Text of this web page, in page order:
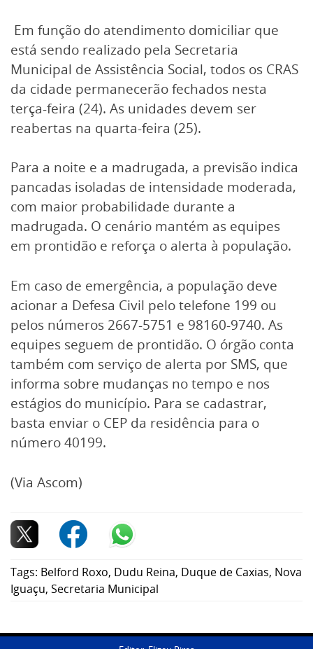
Em função do atendimento domiciliar que
está sendo realizado pela Secretaria
Municipal de Assistência Social, todos os CRAS
da cidade permanecerão fechados nesta
terça-feira (24). As unidades devem ser
reabertas na quarta-feira (25).
Para a noite e a madrugada, a previsão indica
pancadas isoladas de intensidade moderada,
com maior probabilidade durante a
madrugada. O cenário mantém as equipes
em prontidão e reforça o alerta à população.
Em caso de emergência, a população deve
acionar a Defesa Civil pelo telefone 199 ou
pelos números 2667-5751 e 98160-9740. As
equipes seguem de prontidão. O órgão conta
também com serviço de alerta por SMS, que
informa sobre mudanças no tempo e nos
estágios do município. Para se cadastrar,
basta enviar o CEP da residência para o
número 40199.
(Via Ascom)
Tags: Belford Roxo, Dudu Reina, Duque de Caxias, Nova
Iguaçu, Secretaria Municipal